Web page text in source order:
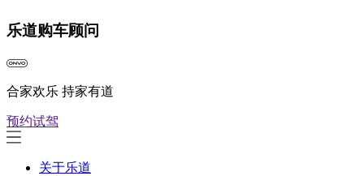
乐道购车顾问
合家欢乐 持家有道
预约试驾
关于乐道